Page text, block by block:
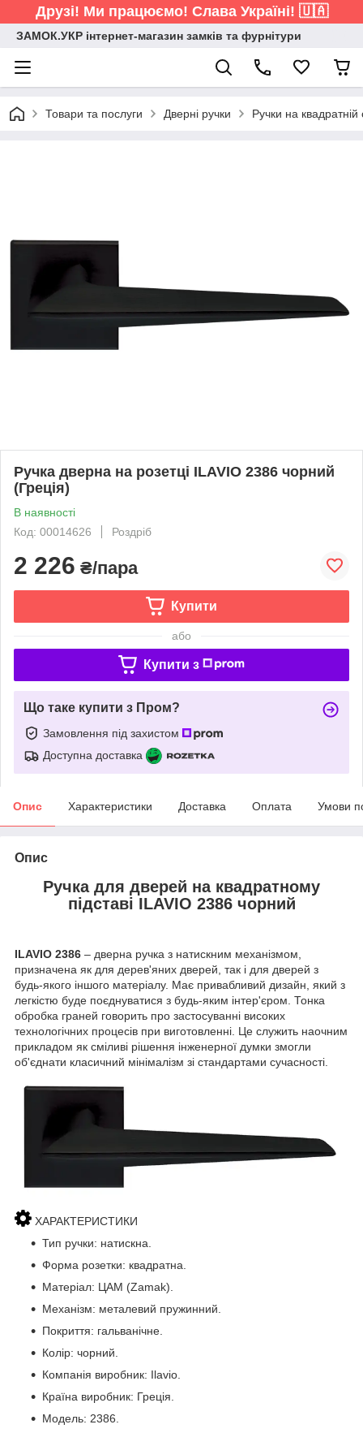
Друзі! Ми працюємо! Слава Україні! 🇺🇦
ЗАМОК.УКР інтернет-магазин замків та фурнітури
Товари та послуги Дверні ручки Ручки на квадратній
Ручка дверна на розетці ILAVIO 2386 чорний
(Греція)
В наявності
Код: 00014626
Роздріб
2 226 ₴/пара
Купити
або
Купити з
Що таке купити з Пром?
Замовлення під захистом
Доступна доставка
Опис Характеристики Доставка Оплата Умови
Опис
Ручка для дверей на квадратному
підставі ILAVIO 2386 чорний
ILAVIO 2386 – дверна ручка з натискним механізмом,
призначена як для дерев'яних дверей, так і для дверей з
будь-якого іншого матеріалу. Має привабливий дизайн, який з
легкістю буде поєднуватися з будь-яким інтер'єром. Тонка
обробка граней говорить про застосуванні високих
технологічних процесів при виготовленні. Це служить наочним
прикладом як сміливі рішення інженерної думки змогли
об'єднати класичний мінімалізм зі стандартами сучасності.
ХАРАКТЕРИСТИКИ
Тип ручки: натискна.
Форма розетки: квадратна.
Матеріал: ЦАМ (Zamak).
Механізм: металевий пружинний.
Покриття: гальванічне.
Колір: чорний.
Компанія виробник: Ilavio.
Країна виробник: Греція.
Модель: 2386.